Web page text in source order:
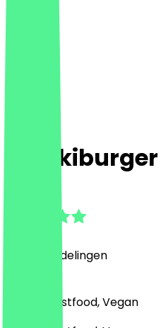
Broskiburger
Beoordelingen
Burger, Fastfood, Vegan